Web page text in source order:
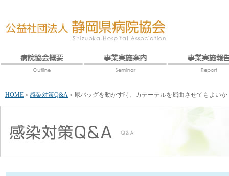
HOME ＞ 感染対策Q&A ＞ 尿バッグを動かす時、カテーテルを屈曲させてもよいか